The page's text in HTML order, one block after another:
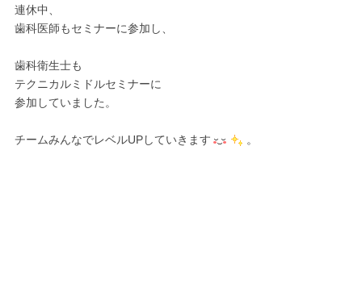
連休中、
歯科医師もセミナーに参加し、
歯科衛生士も
テクニカルミドルセミナーに
参加していました。
チームみんなでレベルUPしていきます 。